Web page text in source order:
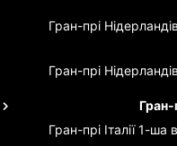
Гран-прі Нідерландів
Гран-прі Нідерландів
Гран-
Гран-прі Італії 1-ша